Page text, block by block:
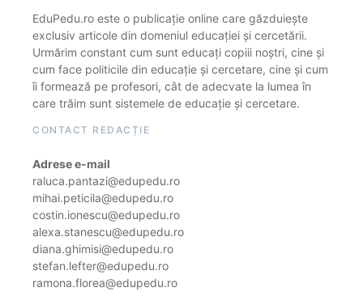
EduPedu.ro este o publicație online care găzduiește
exclusiv articole din domeniul educației și cercetării.
Urmărim constant cum sunt educați copiii noștri, cine și
cum face politicile din educație și cercetare, cine și cum
îi formează pe profesori, cât de adecvate la lumea în
care trăim sunt sistemele de educație și cercetare.
CONTACT REDACȚIE
Adrese e-mail
raluca.pantazi@edupedu.ro
mihai.peticila@edupedu.ro
costin.ionescu@edupedu.ro
alexa.stanescu@edupedu.ro
diana.ghimisi@edupedu.ro
stefan.lefter@edupedu.ro
ramona.florea@edupedu.ro